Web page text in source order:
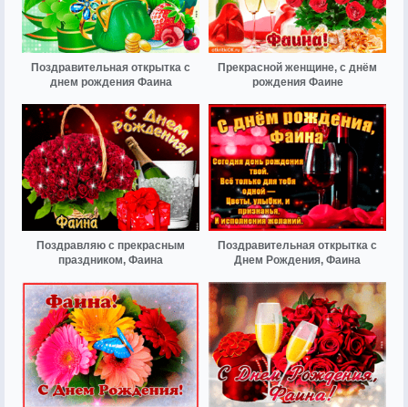
Поздравительная открытка с
днем рождения Фаина
Прекрасной женщине, с днём
рождения Фаине
Поздравляю с прекрасным
праздником, Фаина
Поздравительная открытка с
Днем Рождения, Фаина